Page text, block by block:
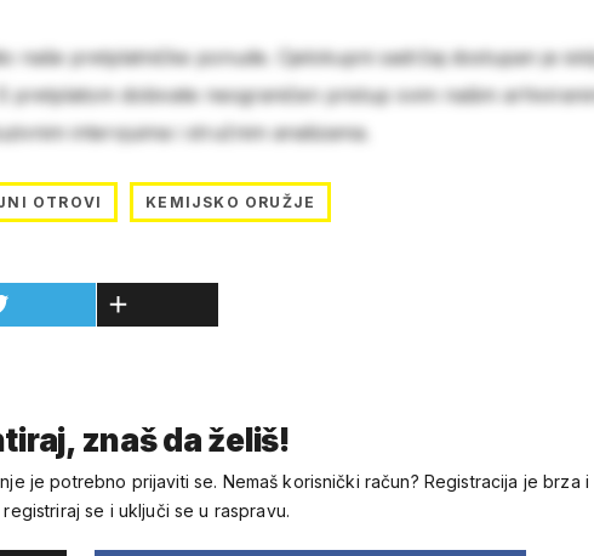
naše pretplatničke ponude. Cjelokupni sadržaj dostupan je
pretplatom dobivate neograničen pristup svim našim
intervjuima i stručnim analizama.
OTROVI KEMIJSKO ORUŽJE
znaš da želiš!
je potrebno prijaviti se. Nemaš korisnički račun? Registracija je brza i
se i uključi se u raspravu.